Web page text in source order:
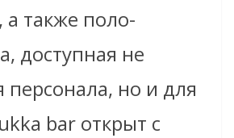
а также поло-
доступная не
персонала, но и для
bar открыт с